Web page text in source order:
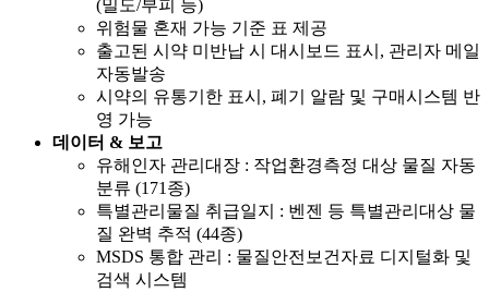
(밀도/부피 등)
위험물 혼재 가능 기준 표 제공
출고된 시약 미반납 시 대시보드 표시, 관리자 메일
자동발송
시약의 유통기한 표시, 폐기 알람 및 구매시스템 반
영 가능
데이터 & 보고
유해인자 관리대장 : 작업환경측정 대상 물질 자동
분류 (171종)
특별관리물질 취급일지 : 벤젠 등 특별관리대상 물
질 완벽 추적 (44종)
MSDS 통합 관리 : 물질안전보건자료 디지털화 및
검색 시스템